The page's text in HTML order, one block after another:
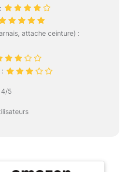
attache ceinture) :
4/5